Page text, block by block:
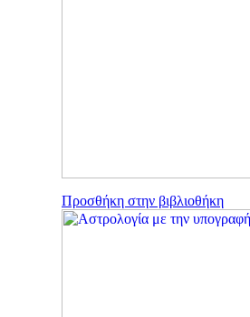
Προσθήκη στην βιβλιοθήκη